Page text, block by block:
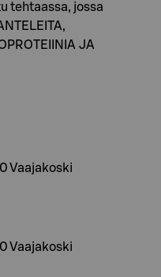
tehtaassa, jossa
JA
Vaajakoski
Vaajakoski